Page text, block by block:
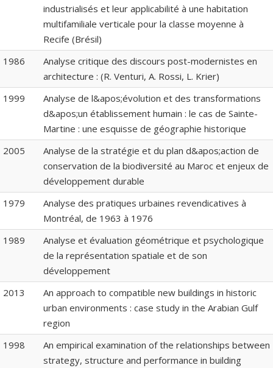
industrialisés et leur applicabilité à une habitation
multifamiliale verticale pour la classe moyenne à
Recife (Brésil)
1986
Analyse critique des discours post-modernistes en
architecture : (R. Venturi, A. Rossi, L. Krier)
1999
Analyse de l&apos;évolution et des transformations
d&apos;un établissement humain : le cas de Sainte-
Martine : une esquisse de géographie historique
2005
Analyse de la stratégie et du plan d&apos;action de
conservation de la biodiversité au Maroc et enjeux de
développement durable
1979
Analyse des pratiques urbaines revendicatives à
Montréal, de 1963 à 1976
1989
Analyse et évaluation géométrique et psychologique
de la représentation spatiale et de son
développement
2013
An approach to compatible new buildings in historic
urban environments : case study in the Arabian Gulf
region
1998
An empirical examination of the relationships between
strategy, structure and performance in building